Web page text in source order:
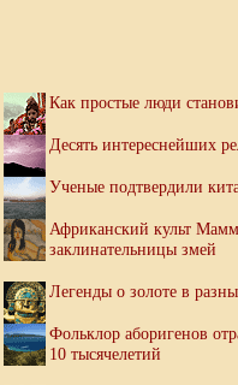
Как простые люди
Десять интереснейших
Ученые подтвердили
Африканский культ
заклинательницы змей
Легенды о золоте в
Фольклор аборигенов
10 тысячелетий